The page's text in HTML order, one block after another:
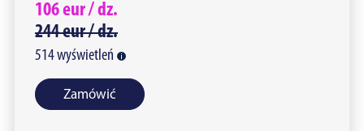
106eur /dz.
244eur /dz.
514wyświetleń
Zamówić